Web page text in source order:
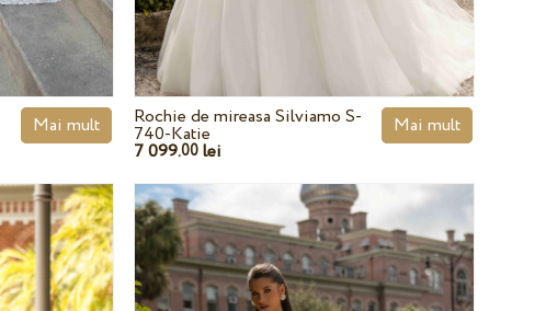
Mai mult Rochie de mireasa Silviamo S-
740-Katie
7 099.00lei
Mai mult